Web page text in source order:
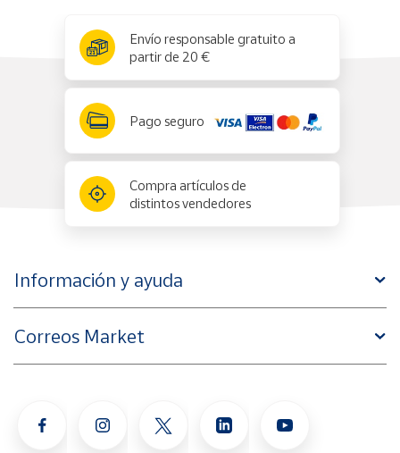
Envío responsable gratuito a
partir de 20 €
Pago seguro
Compra artículos de
distintos vendedores
Información y ayuda
Correos Market